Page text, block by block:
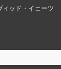
ィッド・イェーツ